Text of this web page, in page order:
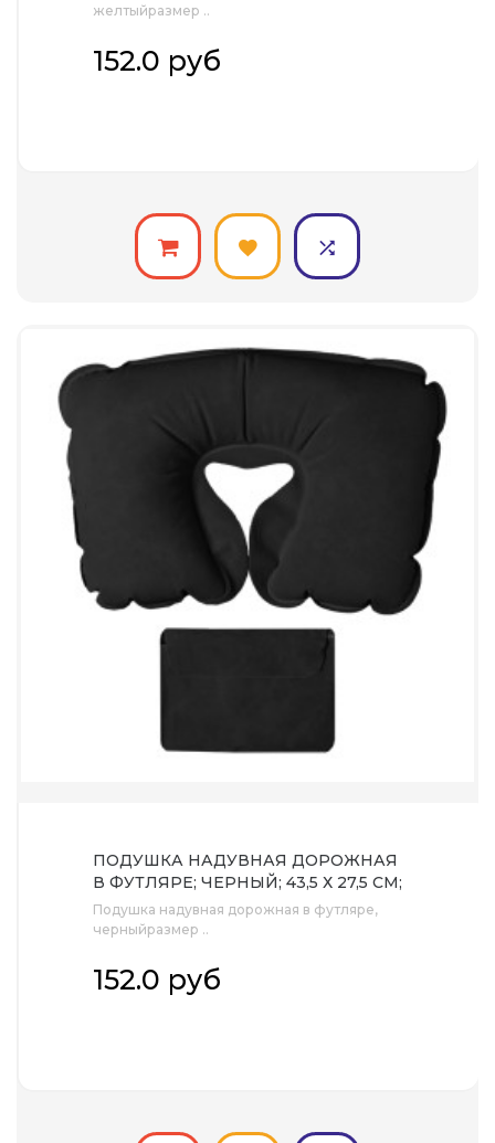
желтыйразмер ..
152.0 руб
ПОДУШКА НАДУВНАЯ ДОРОЖНАЯ
В ФУТЛЯРЕ; ЧЕРНЫЙ; 43,5 Х 27,5 СМ;
ТВИЛ
Подушка надувная дорожная в футляре,
черныйразмер ..
152.0 руб